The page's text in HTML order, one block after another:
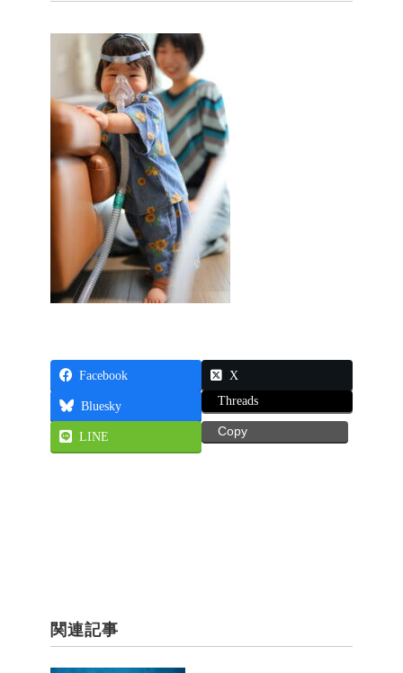
Facebook X
Bluesky Threads
LINE Copy
関連記事